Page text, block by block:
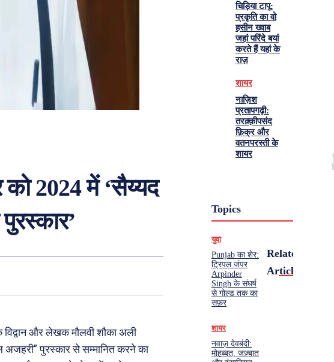
को 2024 में ‘सैय्यद
विद्वान और लेखक मौलवी शौका अली
पुरस्कार से सम्मानित करने का
चिड़िया टापू:
प्रकृति का वो
हसीन ख्वाब
जहां परिंदे बयां
करते हैं यहां के
राज़
शायर
नाज़िश
प्रतापगढ़ी:
तरक़्क़ीपसंद
फ़िक्र और
वतनपरस्ती के
शायर
Topics
युवा
Punjab का शेर:
ट्रिपल जंपर
Arpinder
Singh के संघर्ष
से गोल्ड तक का
सफ़र
शायर
नवाज़ देवबंदी:
मोहब्बत, जज़्बात
Related
Articles